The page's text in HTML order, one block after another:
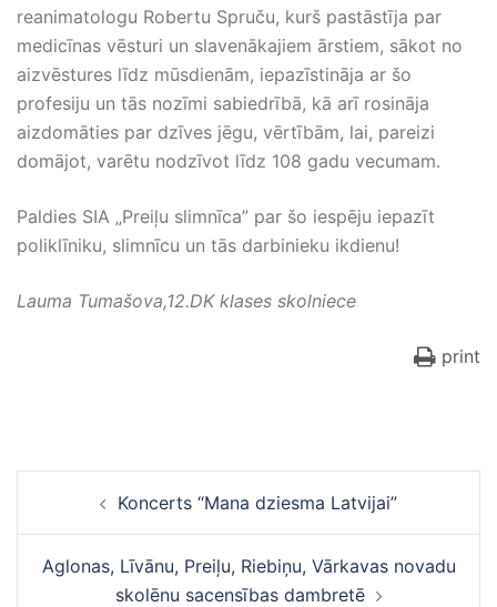
reanimatologu Robertu Spruču, kurš pastāstīja par
medicīnas vēsturi un slavenākajiem ārstiem, sākot no
aizvēstures līdz mūsdienām, iepazīstināja ar šo
profesiju un tās nozīmi sabiedrībā, kā arī rosināja
aizdomāties par dzīves jēgu, vērtībām, lai, pareizi
domājot, varētu nodzīvot līdz 108 gadu vecumam.
Paldies SIA „Preiļu slimnīca” par šo iespēju iepazīt
poliklīniku, slimnīcu un tās darbinieku ikdienu!
Lauma Tumašova,12.DK klases skolniece
print
navigācijaKoncerts “Mana dziesma Latvijai”
Aglonas, Līvānu, Preiļu, Riebiņu, Vārkavas novadu
skolēnu sacensības dambretē